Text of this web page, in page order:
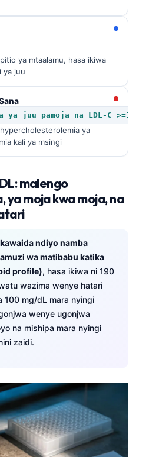
ya mtaalamu, hasa ikiwa
ya juu
juu pamoja na LDL-C >=190
ya
kali ya msingi
malengo
ya moja kwa moja, na
ndiyo namba
wa matibabu katika
profile), hasa ikiwa ni 190
wazima wenye hatari
100 mg/dL mara nyingi
wenye ugonjwa
na mishipa mara nyingi
zaidi.